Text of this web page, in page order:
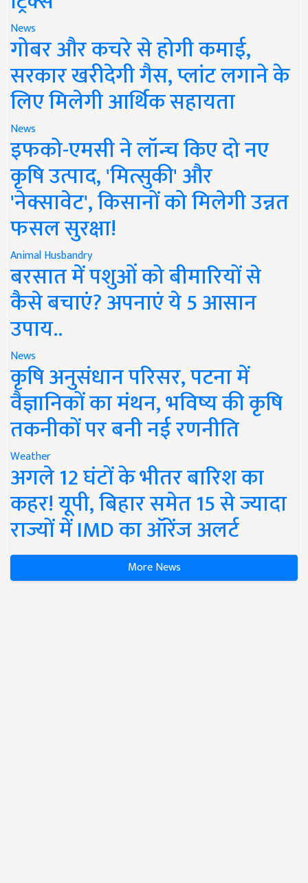
News
गोबर और कचरे से होगी कमाई,
सरकार खरीदेगी गैस, प्लांट लगाने के
लिए मिलेगी आर्थिक सहायता
News
इफको-एमसी ने लॉन्च किए दो नए
कृषि उत्पाद, 'मित्सुकी' और
'नेक्सावेट', किसानों को मिलेगी उन्नत
फसल सुरक्षा!
Animal Husbandry
बरसात में पशुओं को बीमारियों से
कैसे बचाएं? अपनाएं ये 5 आसान
उपाय..
News
कृषि अनुसंधान परिसर, पटना में
वैज्ञानिकों का मंथन, भविष्य की कृषि
तकनीकों पर बनी नई रणनीति
Weather
अगले 12 घंटों के भीतर बारिश का
कहर! यूपी, बिहार समेत 15 से ज्यादा
राज्यों में IMD का ऑरेंज अलर्ट
More News